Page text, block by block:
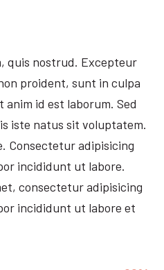
quis nostrud. Excepteur
proident, sunt in culpa
id est laborum. Sed
iste natus sit voluptatem.
Consectetur adipisicing
incididunt ut labore.
consectetur adipisicing
incididunt ut labore et